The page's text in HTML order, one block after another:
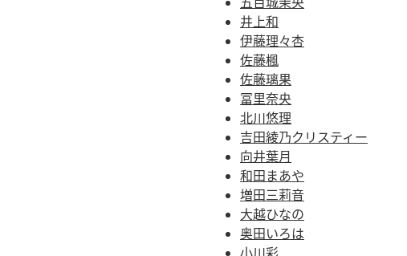
井上和
伊藤理々杏
佐藤楓
佐藤璃果
冨里奈央
北川悠理
吉田綾乃クリスティー
向井葉月
和田まあや
増田三莉音
大越ひなの
奥田いろは
小川彩